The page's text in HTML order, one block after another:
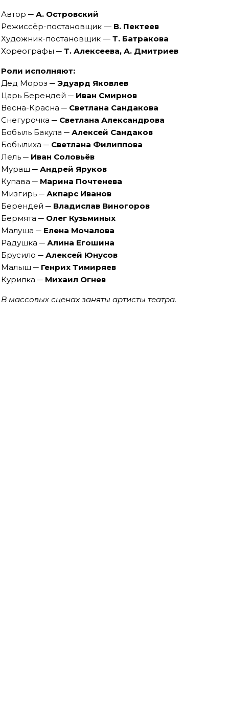
Автор ─ А. Островский
Режиссёр-постановщик — В. Пектеев
Художник-постановщик — Т. Батракова
Хореографы ─ Т. Алексеева, А. Дмитриев
Роли исполняют:
Дед Мороз ─ Эдуард Яковлев
Царь Берендей ─ Иван Смирнов
Весна-Красна ─ Светлана Сандакова
Снегурочка ─ Светлана Александрова
Бобыль Бакула ─ Алексей Сандаков
Бобылиха ─ Светлана Филиппова
Лель ─ Иван Соловьёв
Мураш ─ Андрей Яруков
Купава ─ Марина Почтенева
Мизгирь ─ Акпарс Иванов
Берендей ─ Владислав Виногоров
Бермята ─ Олег Кузьминых
Малуша ─ Елена Мочалова
Радушка ─ Алина Егошина
Брусило ─ Алексей Юнусов
Малыш ─ Генрих Тимиряев
Курилка ─ Михаил Огнев
В массовых сценах заняты артисты театра.